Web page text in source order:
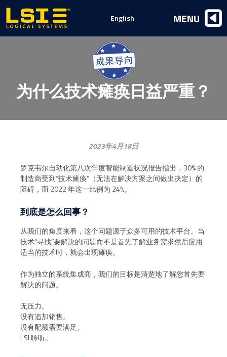
为什么技术瘫痪日益严重？
2023年4月18日
罗克韦尔自动化第八次年度智能制造状况报告指出，30% 的
制造商受到“技术瘫痪”（无法在解决方案之间做出决定）的
阻碍，而 2022 年这一比例为 24%。
到底是怎么回事？
从我们的角度来看，这个问题源于众多可用的技术平台。当
技术“寻找”要解决的问题而不是首先了解业务需求然后应用
适当的技术时，就会出现瘫痪。
作为独立的系统集成商，我们的目标是清楚地了解您首先要
解决的问题。
无压力。
没有追加销售。
没有配额需要满足。
LSI 聆听。
Logical
Systems,
Inc
English MENU